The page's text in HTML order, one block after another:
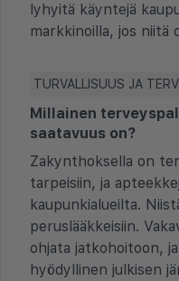
lyhyitä käyntejä
markkinoilla, jos niitä
TURVALLISUUS JA
Millainen
saatavuus on?
Zakynthoksella on
tarpeisiin, ja
kaupunkialueilta.
peruslääkkeisiin.
ohjata jatkohoitoon,
hyödyllinen julkisen